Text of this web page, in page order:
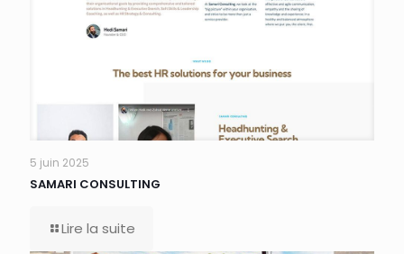
5 juin 2025
SAMARI CONSULTING
Lire la suite